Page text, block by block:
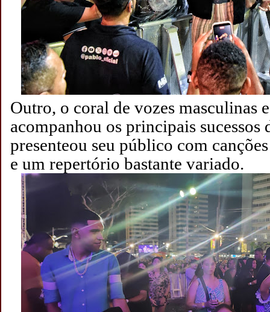
Outro, o coral de vozes masculinas
acompanhou os principais sucessos
presenteou seu público com
e um repertório bastante variado.